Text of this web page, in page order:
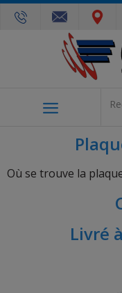
Où se trouve la
Livré